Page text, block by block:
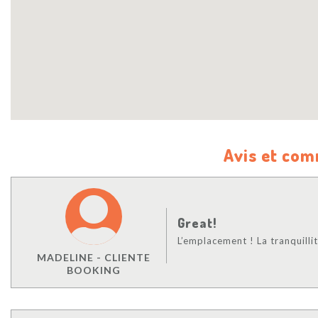
Avis et
MADELINE - CLIENTE
BOOKING
Great!
L’emplacement ! La